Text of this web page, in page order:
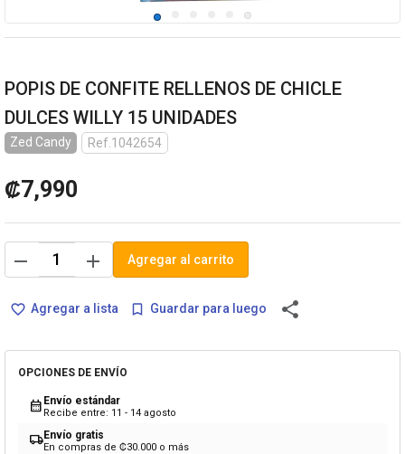
POPIS DE CONFITE RELLENOS DE CHICLE
DULCES WILLY 15 UNIDADES
Zed Candy Ref.1042654
₡7,990
remove add Agregar al carrito
favorite_border Agregar a lista bookmark_border Guardar para luego share
OPCIONES DE ENVÍO
calendar_month Envío estándar
Recibe entre: 11 - 14 agosto
local_shippingEnvío gratis
En compras de ₡30.000 o más